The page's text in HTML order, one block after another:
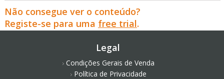
Não consegue ver o conteúdo?
Registe-se para uma free trial.
Legal
Condições Gerais de Venda
Política de Privacidade